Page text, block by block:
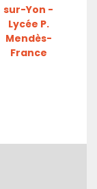
sur-Yon -
Lycée P.
Mendès-
France